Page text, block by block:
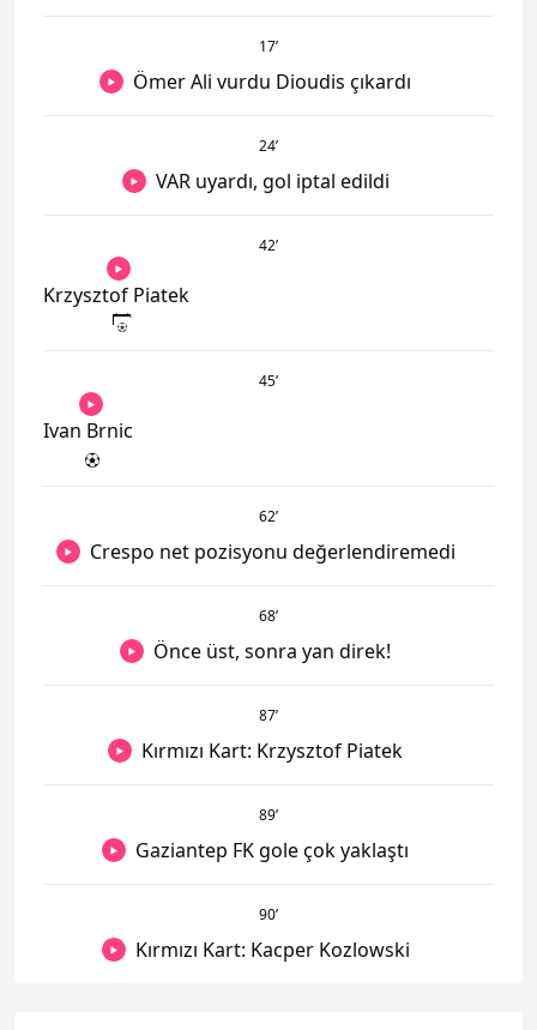
17’
Ömer Ali vurdu Dioudis çıkardı
24’
VAR uyardı, gol iptal edildi
42’
Krzysztof Piatek
45’
Ivan Brnic
62’
Crespo net pozisyonu değerlendiremedi
68’
Önce üst, sonra yan direk!
87’
Kırmızı Kart: Krzysztof Piatek
89’
Gaziantep FK gole çok yaklaştı
90’
Kırmızı Kart: Kacper Kozlowski